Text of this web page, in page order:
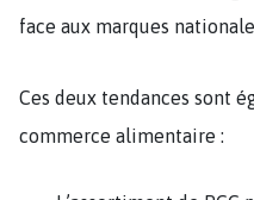
face aux marques
Ces deux tendances sont
commerce alimentaire :